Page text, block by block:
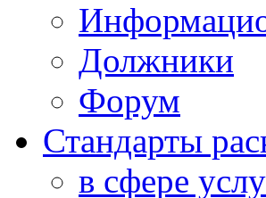
Должники
Форум
Стандарты
в сфере